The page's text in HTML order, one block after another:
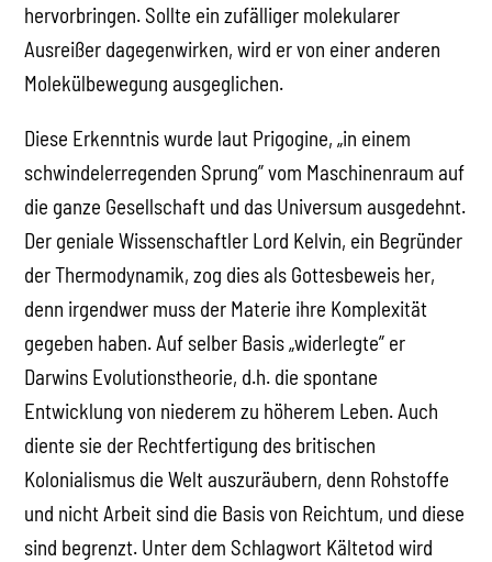
hervorbringen. Sollte ein zufälliger molekularer
Ausreißer dagegenwirken, wird er von einer anderen
Molekülbewegung ausgeglichen.
Diese Erkenntnis wurde laut Prigogine, „in einem
schwindelerregenden Sprung” vom Maschinenraum auf
die ganze Gesellschaft und das Universum ausgedehnt.
Der geniale Wissenschaftler Lord Kelvin, ein Begründer
der Thermodynamik, zog dies als Gottesbeweis her,
denn irgendwer muss der Materie ihre Komplexität
gegeben haben. Auf selber Basis „widerlegte” er
Darwins Evolutionstheorie, d.h. die spontane
Entwicklung von niederem zu höherem Leben. Auch
diente sie der Rechtfertigung des britischen
Kolonialismus die Welt auszuräubern, denn Rohstoffe
und nicht Arbeit sind die Basis von Reichtum, und diese
sind begrenzt. Unter dem Schlagwort Kältetod wird